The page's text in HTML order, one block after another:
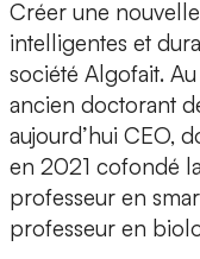
Créer une
intelligentes et
société Algofait.
ancien doctorant
aujourd’hui CEO,
en 2021 cofondé
professeur en
professeur en